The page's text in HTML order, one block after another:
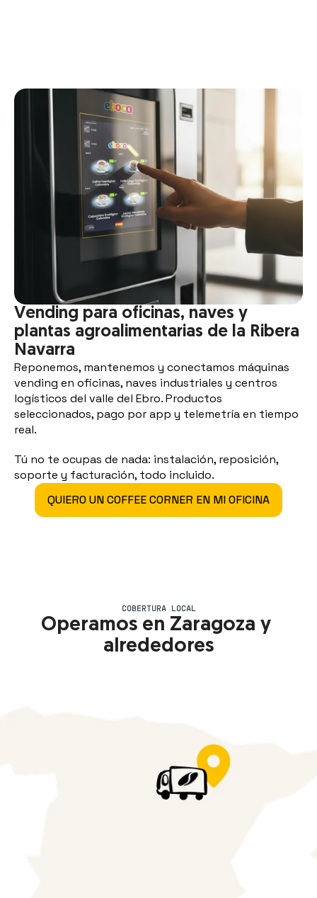
Vending para oficinas, naves y
plantas agroalimentarias de la Ribera
Navarra
Reponemos, mantenemos y conectamos máquinas
vending en oficinas, naves industriales y centros
logísticos del valle del Ebro. Productos
seleccionados, pago por app y telemetría en tiempo
real.
Tú no te ocupas de nada: instalación, reposición,
soporte y facturación, todo incluido.
QUIERO UN COFFEE CORNER EN MI OFICINA
COBERTURA LOCAL
Operamos en Zaragoza y
alrededores